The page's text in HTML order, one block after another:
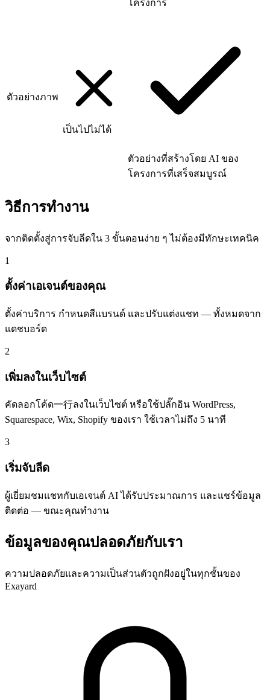
โครงการ
ตัวอย่างภาพ
เป็นไปไม่ได้
ตัวอย่างที่สร้างโดย AI ของ
โครงการที่เสร็จสมบูรณ์
วิธีการทำงาน
จากติดตั้งสู่การจับลีดใน 3 ขั้นตอนง่าย ๆ ไม่ต้องมีทักษะเทคนิค
1
ตั้งค่าเอเจนต์ของคุณ
ตั้งค่าบริการ กำหนดสีแบรนด์ และปรับแต่งแชท — ทั้งหมดจาก
แดชบอร์ด
2
เพิ่มลงในเว็บไซต์
คัดลอกโค้ด一行ลงในเว็บไซต์ หรือใช้ปลั๊กอิน WordPress,
Squarespace, Wix, Shopify ของเรา ใช้เวลาไม่ถึง 5 นาที
3
เริ่มจับลีด
ผู้เยี่ยมชมแชทกับเอเจนต์ AI ได้รับประมาณการ และแชร์ข้อมูล
ติดต่อ — ขณะคุณทำงาน
ข้อมูลของคุณปลอดภัยกับเรา
ความปลอดภัยและความเป็นส่วนตัวถูกฝังอยู่ในทุกชั้นของ
Exayard